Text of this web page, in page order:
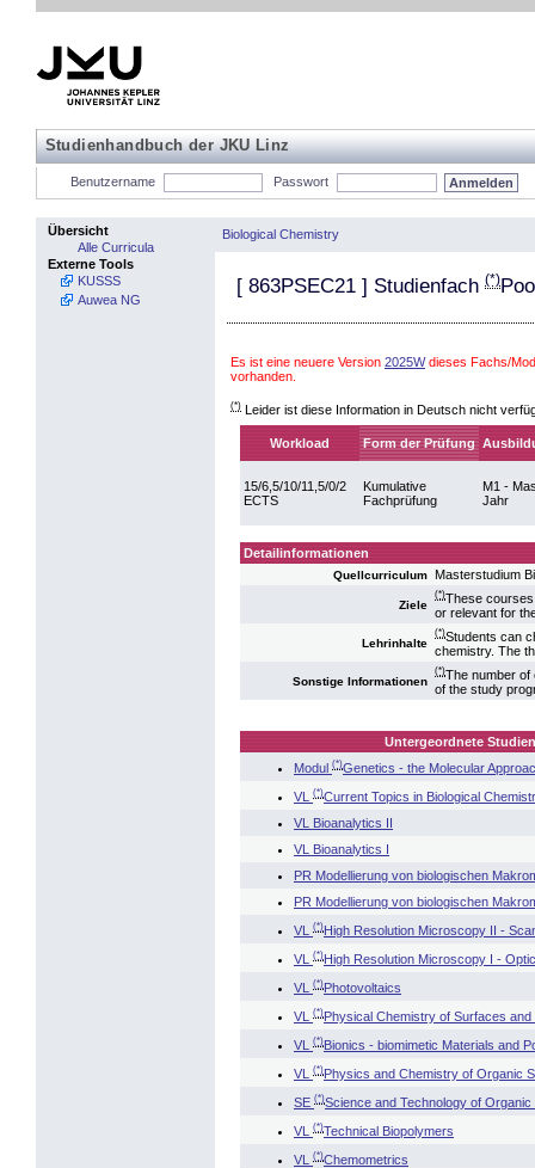
Studienhandbuch der JKU Linz
Benutzername Passwort
Übersicht
Alle Curricula
Externe Tools
KUSSS
Auwea NG
Biological Chemistry
[ 863PSEC21 ] Studienfach (*)
Es ist eine neuere Version 2025Wdieses Fachs/
vorhanden.
(*) Leider ist diese Information in Deutsch nicht
Workload Form der Prüfung
15/6,5/10/11,5/0/2
ECTS
Kumulative
Fachprüfung
M1 -
Jahr
Detailinformationen
Quellcurriculum Masterstudium
Ziele
(*)These
or relevant for
Lehrinhalte
(*)Students can
chemistry. The
Sonstige Informationen
(*)The number of
of the study
Untergeordnete
Modul (*)Genetics - the Molecular
VL
(*)Current Topics in Biological
VL Bioanalytics II
VL Bioanalytics I
PR Modellierung von biologischen
PR Modellierung von biologischen
VL
(*)High Resolution Microscopy II -
VL
(*)High Resolution Microscopy I -
VL
(*)Photovoltaics
VL
(*)Physical Chemistry of Surfaces
VL
(*)Bionics - biomimetic Materials and
VL
(*)Physics and Chemistry of Organic
SE (*)Science and Technology of
VL
(*)Technical Biopolymers
VL
(*)Chemometrics